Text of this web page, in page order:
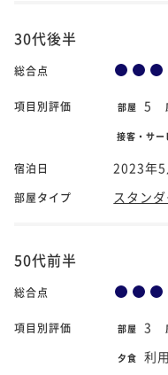
30代後半
総合点
項目別評価 部屋 5
接客・サー
宿泊日 2023年5
部屋タイプ スタン
50代前半
総合点
項目別評価 部屋 3
夕食 利